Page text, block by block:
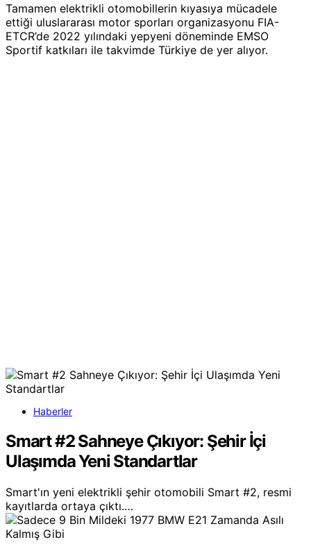
Tamamen elektrikli otomobillerin kıyasıya mücadele
ettiği uluslararası motor sporları organizasyonu FIA-
ETCR’de 2022 yılındaki yepyeni döneminde EMSO
Sportif katkıları ile takvimde Türkiye de yer alıyor.
Haberler
Smart #2 Sahneye Çıkıyor: Şehir İçi
Ulaşımda Yeni Standartlar
Smart'ın yeni elektrikli şehir otomobili Smart #2, resmi
kayıtlarda ortaya çıktı.…